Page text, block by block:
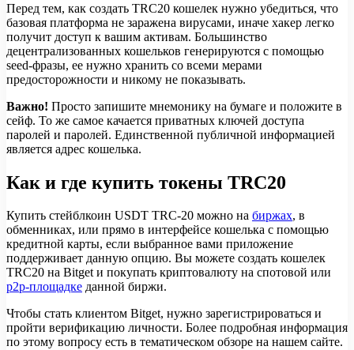
Перед тем, как создать TRC20 кошелек нужно убедиться, что
базовая платформа не заражена вирусами, иначе хакер легко
получит доступ к вашим активам. Большинство
децентрализованных кошельков генерируются с помощью
seed-фразы, ее нужно хранить со всеми мерами
предосторожности и никому не показывать.
Важно! Просто запишите мнемонику на бумаге и положите в
сейф. То же самое качается приватных ключей доступа
паролей и паролей. Единственной публичной информацией
является адрес кошелька.
Как и где купить токены TRC20
Купить стейблкоин USDT TRC-20 можно на биржах, в
обменниках, или прямо в интерфейсе кошелька с помощью
кредитной карты, если выбранное вами приложение
поддерживает данную опцию. Вы можете создать кошелек
TRC20 на Bitget и покупать криптовалюту на спотовой или
p2p-площадке данной биржи.
Чтобы стать клиентом Bitget, нужно зарегистрироваться и
пройти верификацию личности. Более подробная информация
по этому вопросу есть в тематическом обзоре на нашем сайте.